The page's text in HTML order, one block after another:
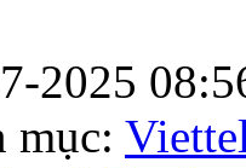
2025
mục: